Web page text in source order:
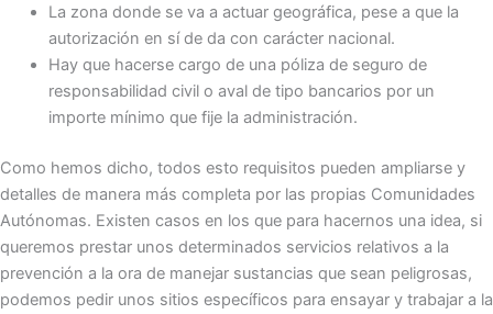
La zona donde se va a actuar geográfica, pese a que la
autorización en sí de da con carácter nacional.
Hay que hacerse cargo de una póliza de seguro de
responsabilidad civil o aval de tipo bancarios por un
importe mínimo que fije la administración.
Como hemos dicho, todos esto requisitos pueden ampliarse y
detalles de manera más completa por las propias Comunidades
Autónomas. Existen casos en los que para hacernos una idea, si
queremos prestar unos determinados servicios relativos a la
prevención a la ora de manejar sustancias que sean peligrosas,
podemos pedir unos sitios específicos para ensayar y trabajar a la